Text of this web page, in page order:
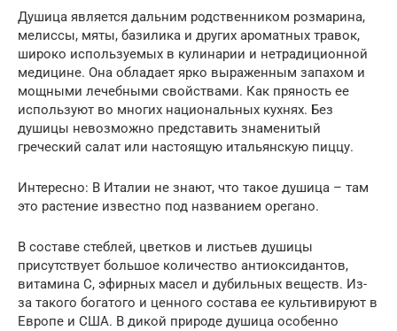
Душица является дальним родственником розмарина,
мелиссы, мяты, базилика и других ароматных травок,
широко используемых в кулинарии и нетрадиционной
медицине. Она обладает ярко выраженным запахом и
мощными лечебными свойствами. Как пряность ее
используют во многих национальных кухнях. Без
душицы невозможно представить знаменитый
греческий салат или настоящую итальянскую пиццу.
Интересно: В Италии не знают, что такое душица – там
это растение известно под названием орегано.
В составе стеблей, цветков и листьев душицы
присутствует большое количество антиоксидантов,
витамина С, эфирных масел и дубильных веществ. Из-
за такого богатого и ценного состава ее культивируют в
Европе и США. В дикой природе душица особенно